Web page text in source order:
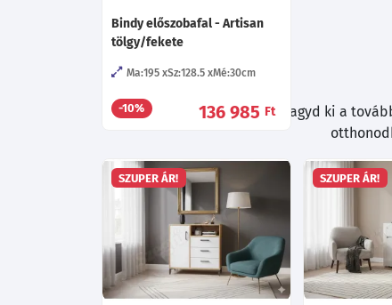
Bindy előszobafal - Artisan
tölgy/fekete
Ma:195 Sz:128.5 Mé:30cm
-10% 136 985 Ft
Böngészés közben ne hagyd ki a
SZUPER ÁR! SZUPER ÁR!